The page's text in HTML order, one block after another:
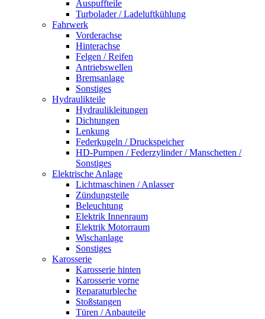
Auspuffteile
Turbolader / Ladeluftkühlung
Fahrwerk
Vorderachse
Hinterachse
Felgen / Reifen
Antriebswellen
Bremsanlage
Sonstiges
Hydraulikteile
Hydraulikleitungen
Dichtungen
Lenkung
Federkugeln / Druckspeicher
HD-Pumpen / Federzylinder / Manschetten /
Sonstiges
Elektrische Anlage
Lichtmaschinen / Anlasser
Zündungsteile
Beleuchtung
Elektrik Innenraum
Elektrik Motorraum
Wischanlage
Sonstiges
Karosserie
Karosserie hinten
Karosserie vorne
Reparaturbleche
Stoßstangen
Türen / Anbauteile